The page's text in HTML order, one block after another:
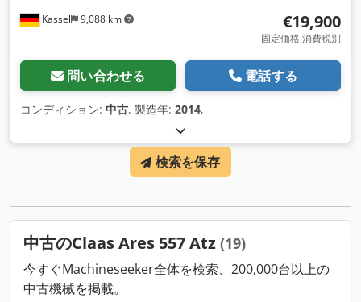
Kassel 9,088 km €19,900
固定価格 消費税別
問い合わせる 電話する
コンディション: 中古, 製造年: 2014,
検索を保存
中古のClaas Ares 557 Atz (19)
今すぐMachineseeker全体を検索、200,000台以上の
中古機械を掲載。